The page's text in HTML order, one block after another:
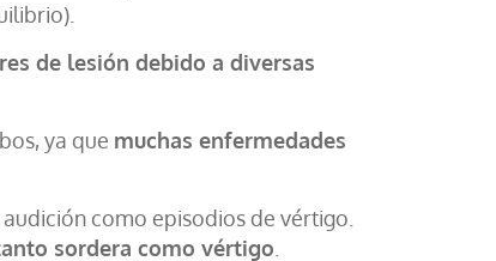
de lesión debido a diversas
ya que muchas enfermedades
como episodios de vértigo.
sordera como vértigo